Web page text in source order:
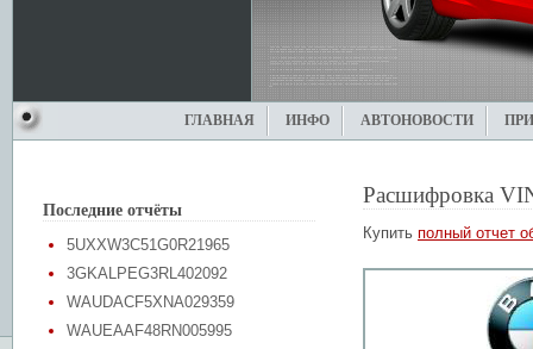
ГЛАВНАЯ ИНФО АВТОНОВОСТИ
Последние отчёты
5UXXW3C51G0R21965
3GKALPEG3RL402092
WAUDACF5XNA029359
WAUEAAF48RN005995
Расшифровка
Купить полный отчет